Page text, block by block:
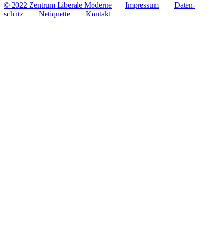
© 2022 Zentrum Libe­rale Moderne Impres­sum
Daten­
schutz
Neti­quette Kontakt